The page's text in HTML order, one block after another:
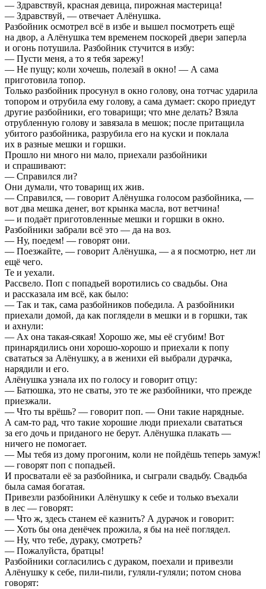
— Здравствуй, красная девица, пирожная мастерица!
— Здравствуй, — отвечает Алёнушка.
Разбойник осмотрел всё в избе и вышел посмотреть ещё
на двор, а Алёнушка тем временем поскорей двери заперла
и огонь потушила. Разбойник стучится в избу:
— Пусти меня, а то я тебя зарежу!
— Не пущу; коли хочешь, полезай в окно! — А сама
приготовила топор.
Только разбойник просунул в окно голову, она тотчас ударила
топором и отрубила ему голову, а сама думает: скоро приедут
другие разбойники, его товарищи; что мне делать? Взяла
отрубленную голову и завязала в мешок; после притащила
убитого разбойника, разрубила его на куски и поклала
их в разные мешки и горшки.
Прошло ни много ни мало, приехали разбойники
и спрашивают:
— Справился ли?
Они думали, что товарищ их жив.
— Справился, — говорит Алёнушка голосом разбойника, —
вот два мешка денег, вот крынка масла, вот ветчина!
— и подаёт приготовленные мешки и горшки в окно.
Разбойники забрали всё это — да на воз.
— Ну, поедем! — говорят они.
— Поезжайте, — говорит Алёнушка, — а я посмотрю, нет ли
ещё чего.
Те и уехали.
Рассвело. Поп с попадьей воротились со свадьбы. Она
и рассказала им всё, как было:
— Так и так, сама разбойников победила. А разбойники
приехали домой, да как поглядели в мешки и в горшки, так
и ахнули:
— Ах она такая-сякая! Хорошо же, мы её сгубим! Вот
принарядились они хорошо-хорошо и приехали к попу
свататься за Алёнушку, а в женихи ей выбрали дурачка,
нарядили и его.
Алёнушка узнала их по голосу и говорит отцу:
— Батюшка, это не сваты, это те же разбойники, что прежде
приезжали.
— Что ты врёшь? — говорит поп. — Они такие нарядные.
А сам-то рад, что такие хорошие люди приехали свататься
за его дочь и приданого не берут. Алёнушка плакать —
ничего не помогает.
— Мы тебя из дому прогоним, коли не пойдёшь теперь замуж!
— говорят поп с попадьей.
И просватали её за разбойника, и сыграли свадьбу. Свадьба
была самая богатая.
Привезли разбойники Алёнушку к себе и только въехали
в лес — говорят:
— Что ж, здесь станем её казнить? А дурачок и говорит:
— Хоть бы она денёчек прожила, я бы на неё поглядел.
— Ну, что тебе, дураку, смотреть?
— Пожалуйста, братцы!
Разбойники согласились с дураком, поехали и привезли
Алёнушку к себе, пили-пили, гуляли-гуляли; потом снова
говорят: